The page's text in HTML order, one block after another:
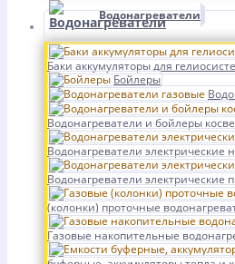
Водонагреватели
Баки аккумуляторы для
Бойлеры
Водонагреватели и бойлеры
Водонагреватели электрические
Водонагреватели электрические
(колонки) проточные
Газовые накопительные